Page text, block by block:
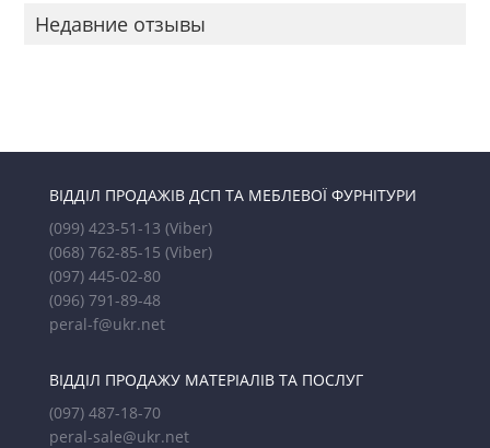
Недавние отзывы
ВІДДІЛ ПРОДАЖІВ ДСП ТА МЕБЛЕВОЇ ФУРНІТУРИ
(099) 423-51-13 (Viber)
(068) 762-85-15 (Viber)
(097) 445-02-80
(096) 791-89-48
peral-f@ukr.net
ВІДДІЛ ПРОДАЖУ МАТЕРІАЛІВ ТА ПОСЛУГ
(097) 487-18-70
peral-sale@ukr.net